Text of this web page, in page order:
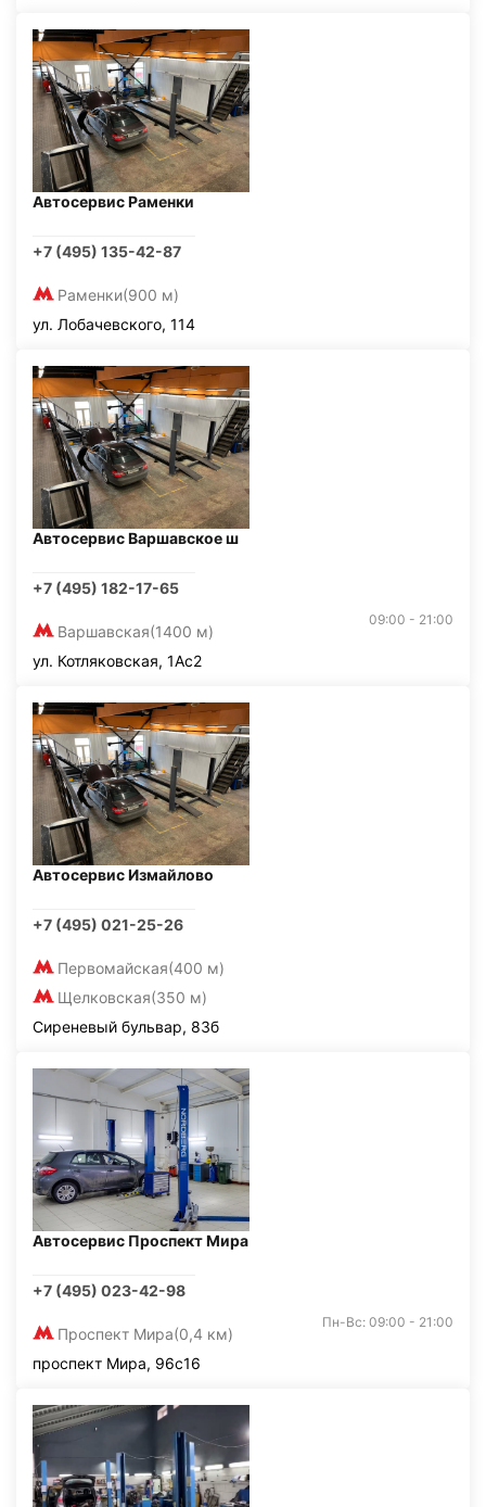
Автосервис Раменки
+7 (495) 135-42-87
Раменки(900 м)
ул. Лобачевского, 114
Автосервис Варшавское ш
+7 (495) 182-17-65
Варшавская(1400 м)
09:00 - 21:00
ул. Котляковская, 1Ас2
Автосервис Измайлово
+7 (495) 021-25-26
Первомайская(400 м)
Щелковская(350 м)
Сиреневый бульвар, 83б
Автосервис Проспект Мира
+7 (495) 023-42-98
Проспект Мира(0,4 км)
Пн-Вс: 09:00 - 21:00
проспект Мира, 96с16